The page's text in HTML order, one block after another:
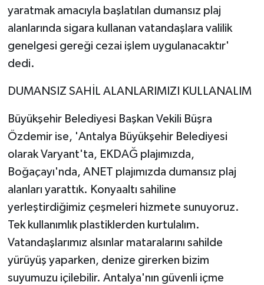
yaratmak amacıyla başlatılan dumansız plaj
alanlarında sigara kullanan vatandaşlara valilik
genelgesi gereği cezai işlem uygulanacaktır'
dedi.
DUMANSIZ SAHİL ALANLARIMIZI KULLANALIM
Büyükşehir Belediyesi Başkan Vekili Büşra
Özdemir ise, 'Antalya Büyükşehir Belediyesi
olarak Varyant'ta, EKDAĞ plajımızda,
Boğaçayı'nda, ANET plajımızda dumansız plaj
alanları yarattık. Konyaaltı sahiline
yerleştirdiğimiz çeşmeleri hizmete sunuyoruz.
Tek kullanımlık plastiklerden kurtulalım.
Vatandaşlarımız alsınlar mataralarını sahilde
yürüyüş yaparken, denize girerken bizim
suyumuzu içilebilir. Antalya'nın güvenli içme